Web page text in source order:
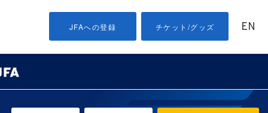
JFAへの登録 チケット/グッズ EN